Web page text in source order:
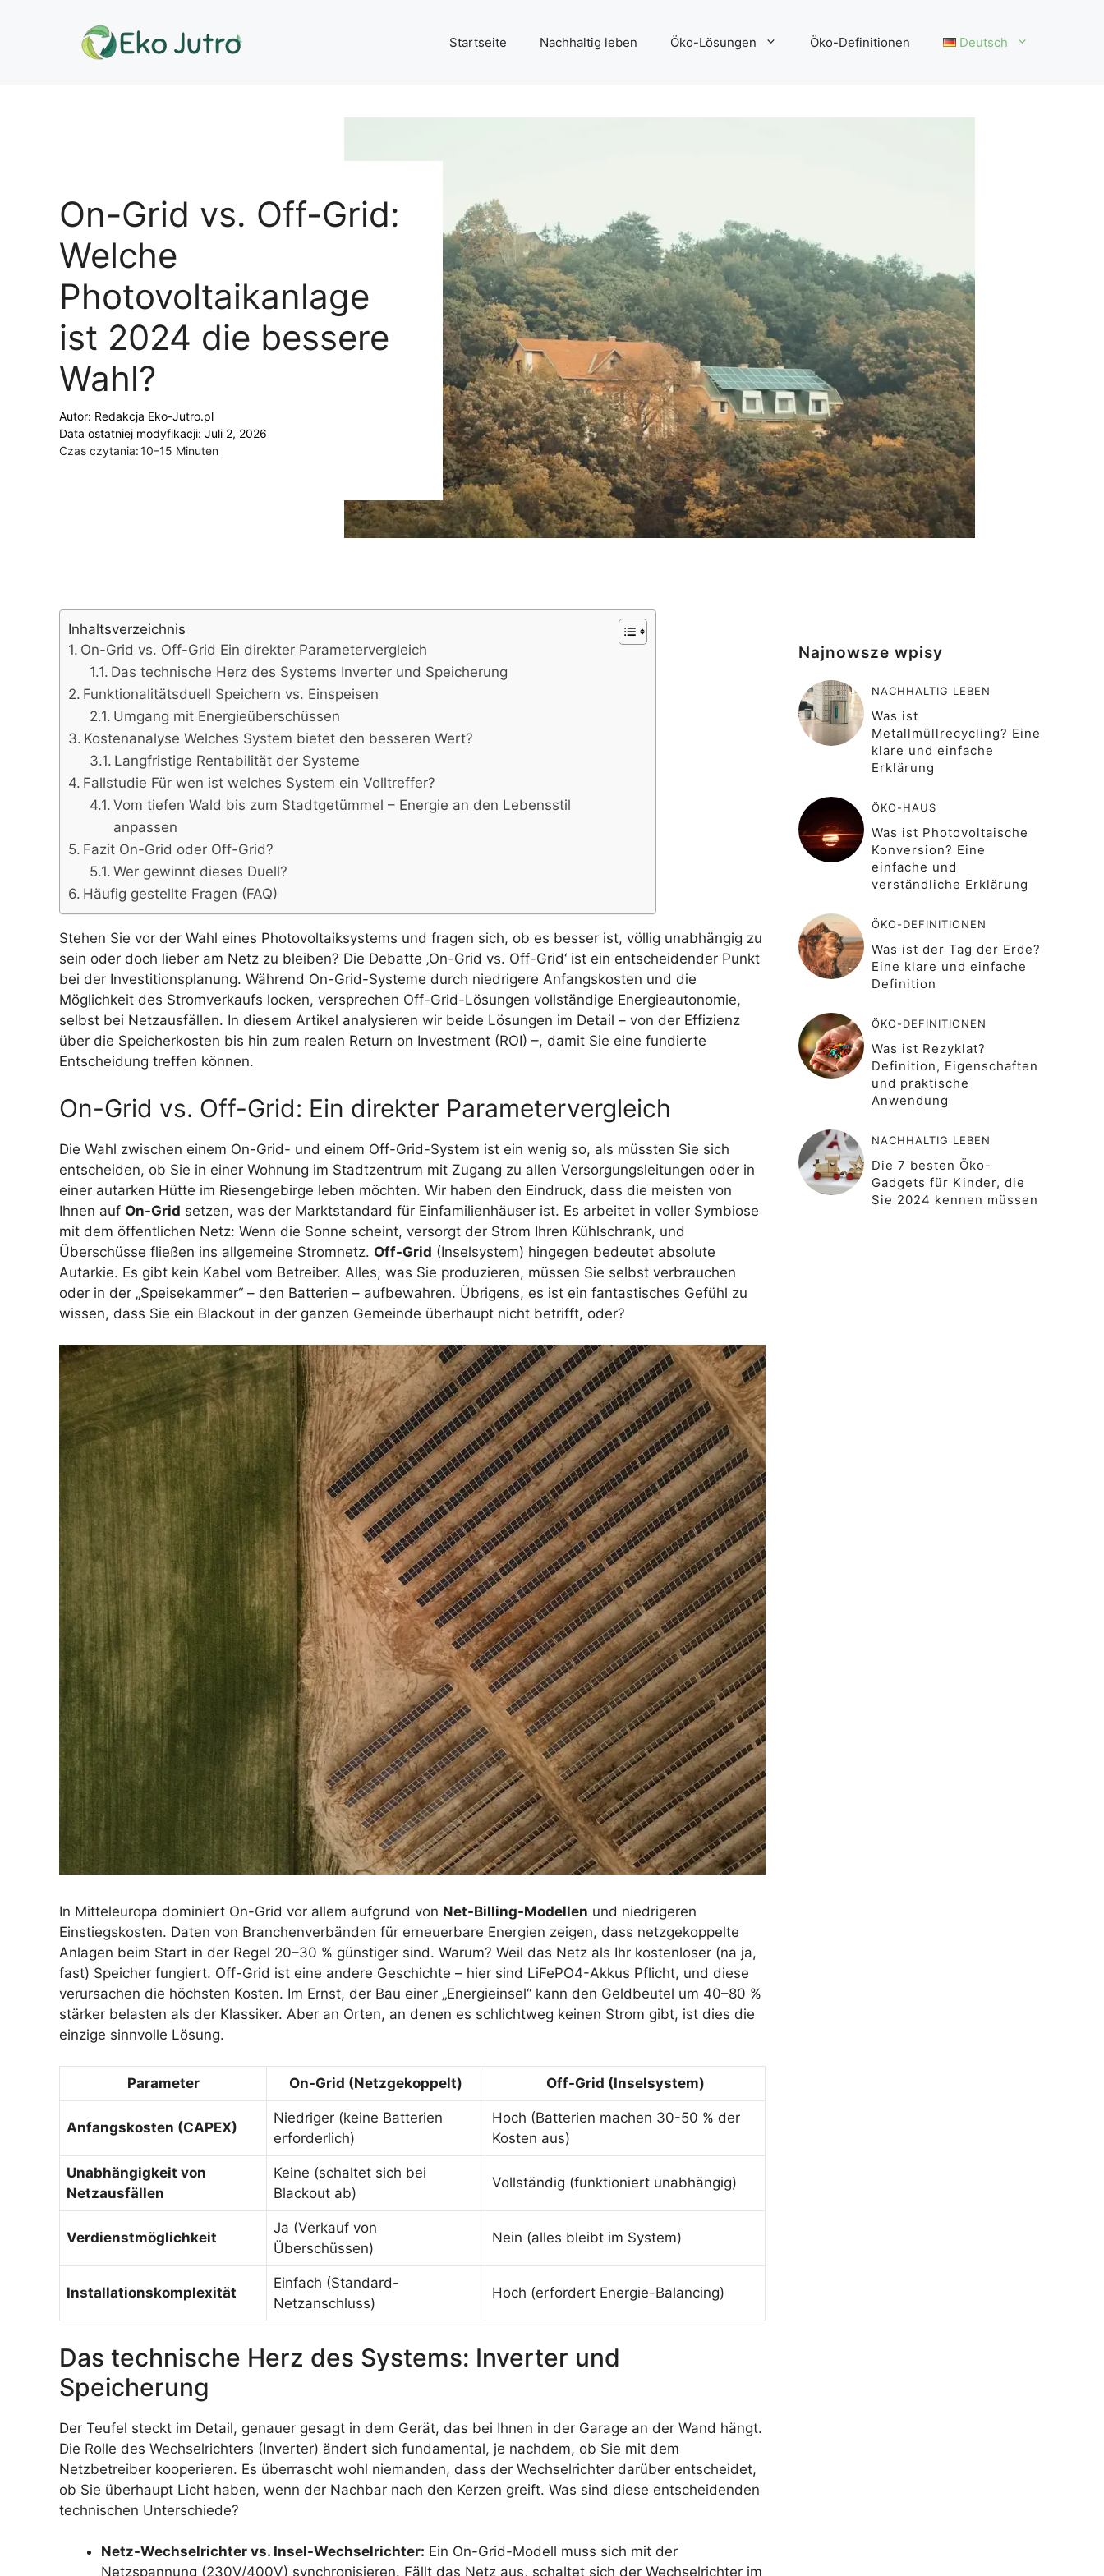
Startseite Nachhaltig leben Öko-Lösungen Öko-Definitionen Deutsch
On-Grid vs. Off-Grid:
Welche
Photovoltaikanlage
ist 2024 die bessere
Wahl?
Autor: Redakcja Eko-Jutro.pl
Data ostatniej modyfikacji: Juli 2, 2026
Czas czytania:10–15 Minuten
Inhaltsverzeichnis
On-Grid vs. Off-Grid Ein direkter Parametervergleich
Das technische Herz des Systems Inverter und Speicherung
Funktionalitätsduell Speichern vs. Einspeisen
Umgang mit Energieüberschüssen
Kostenanalyse Welches System bietet den besseren Wert?
Langfristige Rentabilität der Systeme
Fallstudie Für wen ist welches System ein Volltreffer?
Vom tiefen Wald bis zum Stadtgetümmel – Energie an den Lebensstil
anpassen
Fazit On-Grid oder Off-Grid?
Wer gewinnt dieses Duell?
Häufig gestellte Fragen (FAQ)
Stehen Sie vor der Wahl eines Photovoltaiksystems und fragen sich, ob es besser ist, völlig unabhängig zu
sein oder doch lieber am Netz zu bleiben? Die Debatte ‚On-Grid vs. Off-Grid‘ ist ein entscheidender Punkt
bei der Investitionsplanung. Während On-Grid-Systeme durch niedrigere Anfangskosten und die
Möglichkeit des Stromverkaufs locken, versprechen Off-Grid-Lösungen vollständige Energieautonomie,
selbst bei Netzausfällen. In diesem Artikel analysieren wir beide Lösungen im Detail – von der Effizienz
über die Speicherkosten bis hin zum realen Return on Investment (ROI) –, damit Sie eine fundierte
Entscheidung treffen können.
On-Grid vs. Off-Grid: Ein direkter Parametervergleich
Die Wahl zwischen einem On-Grid- und einem Off-Grid-System ist ein wenig so, als müssten Sie sich
entscheiden, ob Sie in einer Wohnung im Stadtzentrum mit Zugang zu allen Versorgungsleitungen oder in
einer autarken Hütte im Riesengebirge leben möchten. Wir haben den Eindruck, dass die meisten von
Ihnen auf On-Grid setzen, was der Marktstandard für Einfamilienhäuser ist. Es arbeitet in voller Symbiose
mit dem öffentlichen Netz: Wenn die Sonne scheint, versorgt der Strom Ihren Kühlschrank, und
Überschüsse fließen ins allgemeine Stromnetz. Off-Grid (Inselsystem) hingegen bedeutet absolute
Autarkie. Es gibt kein Kabel vom Betreiber. Alles, was Sie produzieren, müssen Sie selbst verbrauchen
oder in der „Speisekammer“ – den Batterien – aufbewahren. Übrigens, es ist ein fantastisches Gefühl zu
wissen, dass Sie ein Blackout in der ganzen Gemeinde überhaupt nicht betrifft, oder?
In Mitteleuropa dominiert On-Grid vor allem aufgrund von Net-Billing-Modellen und niedrigeren
Einstiegskosten. Daten von Branchenverbänden für erneuerbare Energien zeigen, dass netzgekoppelte
Anlagen beim Start in der Regel 20–30 % günstiger sind. Warum? Weil das Netz als Ihr kostenloser (na ja,
fast) Speicher fungiert. Off-Grid ist eine andere Geschichte – hier sind LiFePO4-Akkus Pflicht, und diese
verursachen die höchsten Kosten. Im Ernst, der Bau einer „Energieinsel“ kann den Geldbeutel um 40–80 %
stärker belasten als der Klassiker. Aber an Orten, an denen es schlichtweg keinen Strom gibt, ist dies die
einzige sinnvolle Lösung.
Parameter On-Grid (Netzgekoppelt) Off-Grid (Inselsystem)
Anfangskosten (CAPEX)
Niedriger (keine Batterien
erforderlich)
Hoch (Batterien machen 30-50 % der
Kosten aus)
Unabhängigkeit von
Netzausfällen
Keine (schaltet sich bei
Blackout ab)
Vollständig (funktioniert unabhängig)
Verdienstmöglichkeit
Ja (Verkauf von
Überschüssen)
Nein (alles bleibt im System)
Installationskomplexität
Einfach (Standard-
Netzanschluss)
Hoch (erfordert Energie-Balancing)
Das technische Herz des Systems: Inverter und
Speicherung
Der Teufel steckt im Detail, genauer gesagt in dem Gerät, das bei Ihnen in der Garage an der Wand hängt.
Die Rolle des Wechselrichters (Inverter) ändert sich fundamental, je nachdem, ob Sie mit dem
Netzbetreiber kooperieren. Es überrascht wohl niemanden, dass der Wechselrichter darüber entscheidet,
ob Sie überhaupt Licht haben, wenn der Nachbar nach den Kerzen greift. Was sind diese entscheidenden
technischen Unterschiede?
Netz-Wechselrichter vs. Insel-Wechselrichter: Ein On-Grid-Modell muss sich mit der
Netzspannung (230V/400V) synchronisieren. Fällt das Netz aus, schaltet sich der Wechselrichter im
Najnowsze wpisy
NACHHALTIG LEBEN
Was ist
Metallmüllrecycling? Eine
klare und einfache
Erklärung
ÖKO-HAUS
Was ist Photovoltaische
Konversion? Eine
einfache und
verständliche Erklärung
ÖKO-DEFINITIONEN
Was ist der Tag der Erde?
Eine klare und einfache
Definition
ÖKO-DEFINITIONEN
Was ist Rezyklat?
Definition, Eigenschaften
und praktische
Anwendung
NACHHALTIG LEBEN
Die 7 besten Öko-
Gadgets für Kinder, die
Sie 2024 kennen müssen